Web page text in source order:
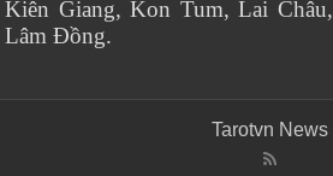
Kiên Giang, Kon Tum, Lai
Lâm Đồng.
Tarotvn News